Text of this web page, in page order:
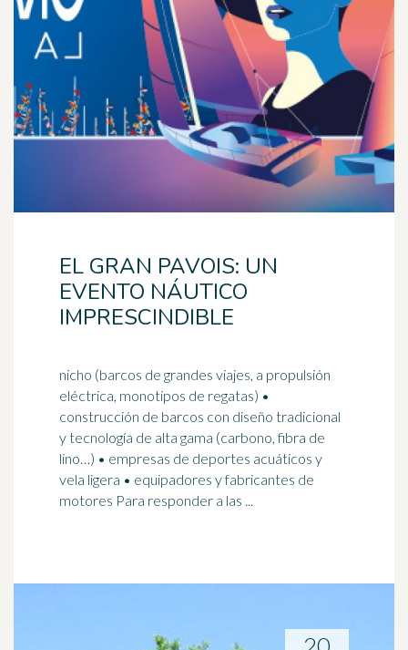
EL GRAN PAVOIS: UN
EVENTO NÁUTICO
IMPRESCINDIBLE
nicho (barcos de grandes viajes, a propulsión
eléctrica, monotipos de regatas) •
construcción de barcos con diseño tradicional
y tecnología de alta gama (carbono,fibra de
lino…) • empresas de deportes acuáticos y
vela ligera • equipadores y fabricantes de
motores Para responder a las ...